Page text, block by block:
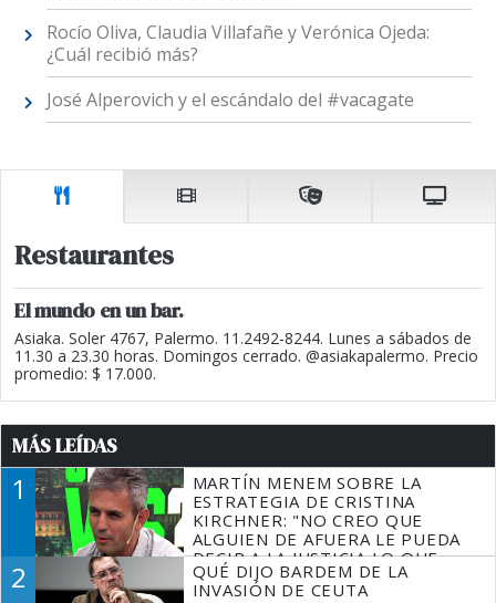
Rocío Oliva, Claudia Villafañe y Verónica Ojeda:
¿Cuál recibió más?
José Alperovich y el escándalo del #vacagate
Restaurantes
El mundo en un bar.
Asiaka. Soler 4767, Palermo. 11.2492-8244. Lunes a sábados de
11.30 a 23.30 horas. Domingos cerrado. @asiakapalermo. Precio
promedio: $ 17.000.
MÁS LEÍDAS
1
MARTÍN MENEM SOBRE LA
ESTRATEGIA DE CRISTINA
KIRCHNER: "NO CREO QUE
ALGUIEN DE AFUERA LE PUEDA
DECIR A LA JUSTICIA LO QUE
TIENE QUE HACER"
2
QUÉ DIJO BARDEM DE LA
INVASIÓN DE CEUTA